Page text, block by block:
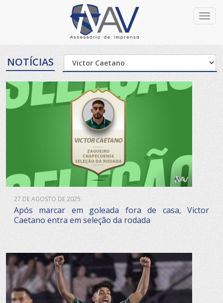
NOTÍCIAS
27 DE AGOSTO DE 2025
Após marcar em goleada fora de casa, Victor
Caetano entra em seleção da rodada